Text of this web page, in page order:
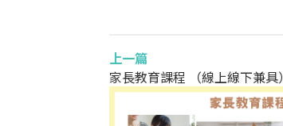
上一篇
家長教育課程 （線上線下兼具）